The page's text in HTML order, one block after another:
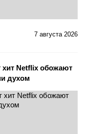
7 августа 2026
хит Netflix обожают
духом